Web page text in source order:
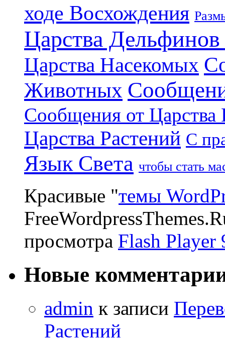
ходе Восхождения
Царства
Царства Насекомых
Животных
Сообщения от Царства
Царства Растений С
Язык Света чтобы стать
Красивые "темы
просмотра Flash Player
Новые
admin к записи
Растений